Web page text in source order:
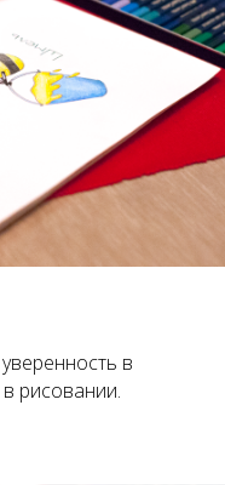
в
рисовании.